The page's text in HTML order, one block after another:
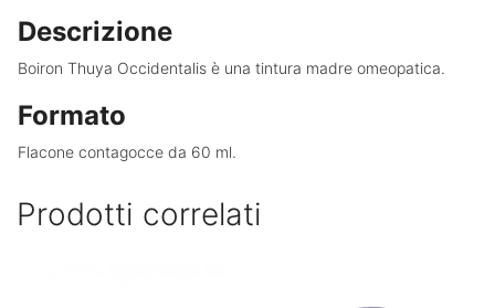
Descrizione
Boiron Thuya Occidentalis è una tintura madre omeopatica.
Formato
Flacone contagocce da 60 ml.
Prodotti correlati